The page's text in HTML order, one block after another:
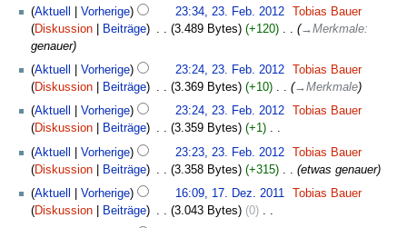
e
n
f
s
s
u
n
g
e
i
t
u
n
g
s
u
s
a
m
a
r
b
i
t
u
n
g
s
u
s
Aktuell
Vorherige 23:34, 23. Feb. 2012
Tobias Bauer
Diskussion
Beiträge 3.489 Bytes +120 ‎ →Merkmale:
genauer
Aktuell
Vorherige 23:24, 23. Feb. 2012
Tobias Bauer
Diskussion
Beiträge 3.369 Bytes +10 ‎ →Merkmale
Aktuell
Vorherige 23:24, 23. Feb. 2012
Tobias Bauer
Diskussion
Beiträge 3.359 Bytes +1 ‎
K
e
n
e
Aktuell Vorherige 23:23, 23. Feb. 2012
Tobias Bauer
Diskussion
Beiträge 3.358 Bytes +315 ‎ etwas genauer
Dezember
Aktuell Vorherige 16:09, 17. Dez. 2011
Tobias Bauer
Diskussion
Beiträge 3.043 Bytes 0 ‎